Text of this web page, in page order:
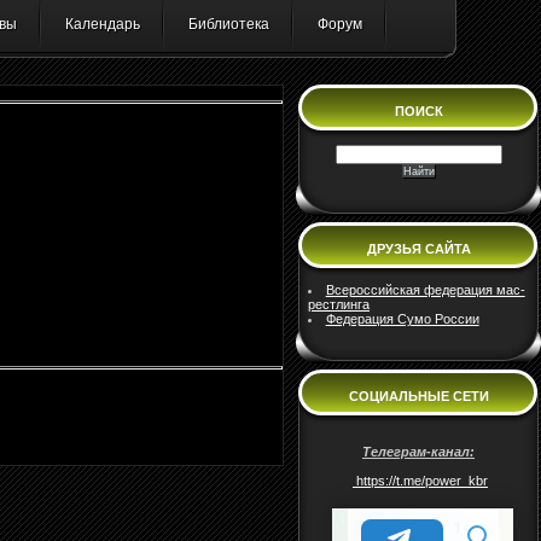
Календарь Библиотека Форум
ПОИСК
ДРУЗЬЯ САЙТА
Всероссийская федерация мас-
рестлинга
Федерация Сумо России
СОЦИАЛЬНЫЕ СЕТИ
Телеграм-канал:
https://t.me/power_kbr